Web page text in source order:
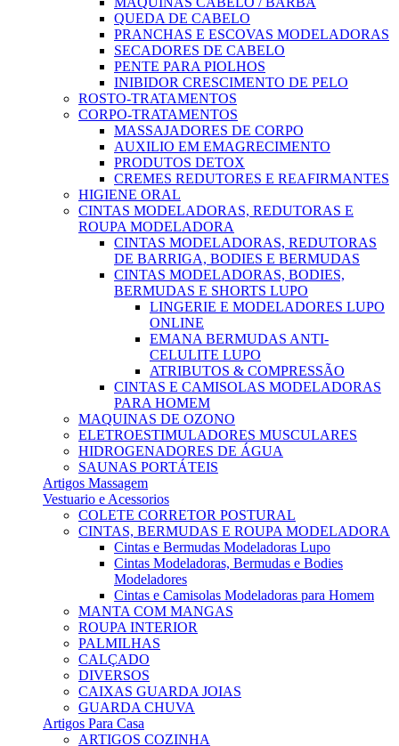
QUEDA DE CABELO
PRANCHAS E ESCOVAS MODELADORAS
SECADORES DE CABELO
PENTE PARA PIOLHOS
INIBIDOR CRESCIMENTO DE PELO
ROSTO-TRATAMENTOS
CORPO-TRATAMENTOS
MASSAJADORES DE CORPO
AUXILIO EM EMAGRECIMENTO
PRODUTOS DETOX
CREMES REDUTORES E REAFIRMANTES
HIGIENE ORAL
CINTAS MODELADORAS, REDUTORAS E
ROUPA MODELADORA
CINTAS MODELADORAS, REDUTORAS
DE BARRIGA, BODIES E BERMUDAS
CINTAS MODELADORAS, BODIES,
BERMUDAS E SHORTS LUPO
LINGERIE E MODELADORES LUPO
ONLINE
EMANA BERMUDAS ANTI-
CELULITE LUPO
ATRIBUTOS & COMPRESSÃO
CINTAS E CAMISOLAS MODELADORAS
PARA HOMEM
MAQUINAS DE OZONO
ELETROESTIMULADORES MUSCULARES
HIDROGENADORES DE ÁGUA
SAUNAS PORTÁTEIS
Artigos Massagem
Vestuario e Acessorios
COLETE CORRETOR POSTURAL
CINTAS, BERMUDAS E ROUPA MODELADORA
Cintas e Bermudas Modeladoras Lupo
Cintas Modeladoras, Bermudas e Bodies
Modeladores
Cintas e Camisolas Modeladoras para Homem
MANTA COM MANGAS
ROUPA INTERIOR
PALMILHAS
CALÇADO
DIVERSOS
CAIXAS GUARDA JOIAS
GUARDA CHUVA
Artigos Para Casa
ARTIGOS COZINHA